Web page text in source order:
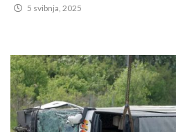
5 svibnja, 2025